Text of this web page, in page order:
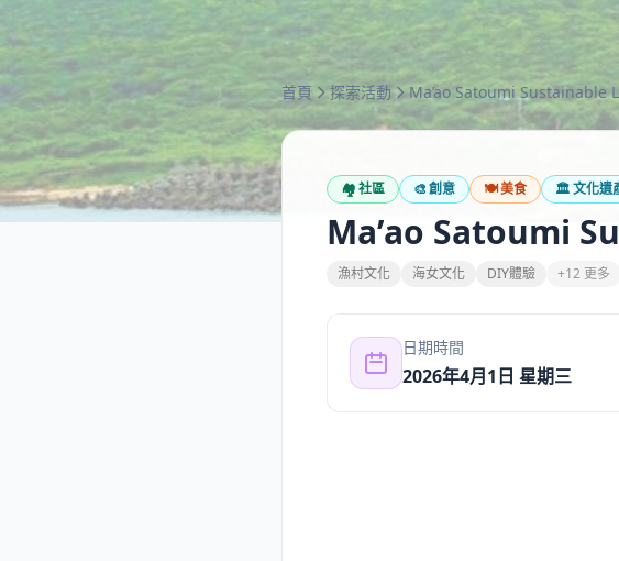
首頁 探索活動 Ma’ao Satoumi Sustainable
🏘️社區 🎨創意 🍽️美食 🏛️文化遺
Ma’ao Satoumi
漁村文化 海女文化 DIY體驗 +12 更多
日期時間
2026年4月1日 星期三